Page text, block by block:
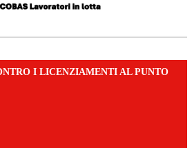
I LICENZIAMENTI AL PUNTO